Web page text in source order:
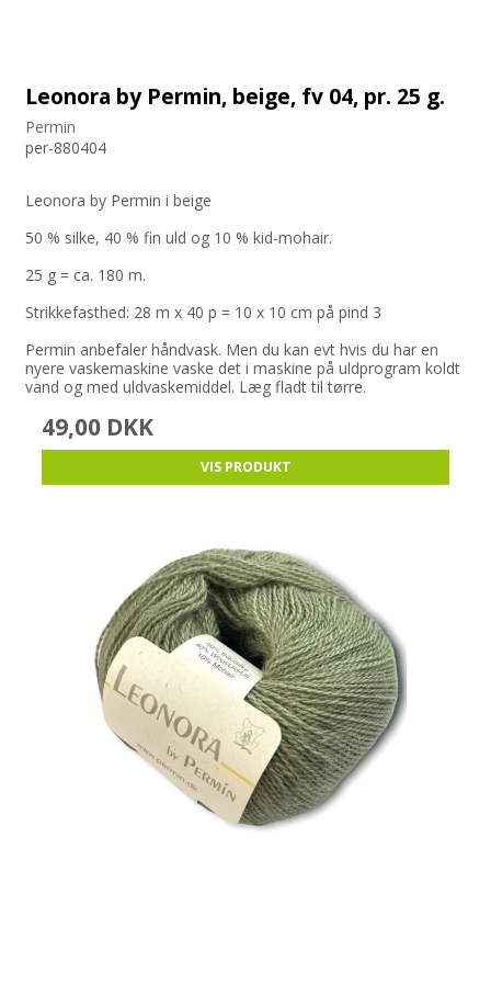
Leonora by Permin, beige, fv 04, pr. 25 g.
Permin
per-880404
Leonora by Permin i beige
50 % silke, 40 % fin uld og 10 % kid-mohair.
25 g = ca. 180 m.
Strikkefasthed: 28 m x 40 p = 10 x 10 cm på pind 3
Permin anbefaler håndvask. Men du kan evt hvis du har en
nyere vaskemaskine vaske det i maskine på uldprogram koldt
vand og med uldvaskemiddel. Læg fladt til tørre.
49,00 DKK
VIS PRODUKT